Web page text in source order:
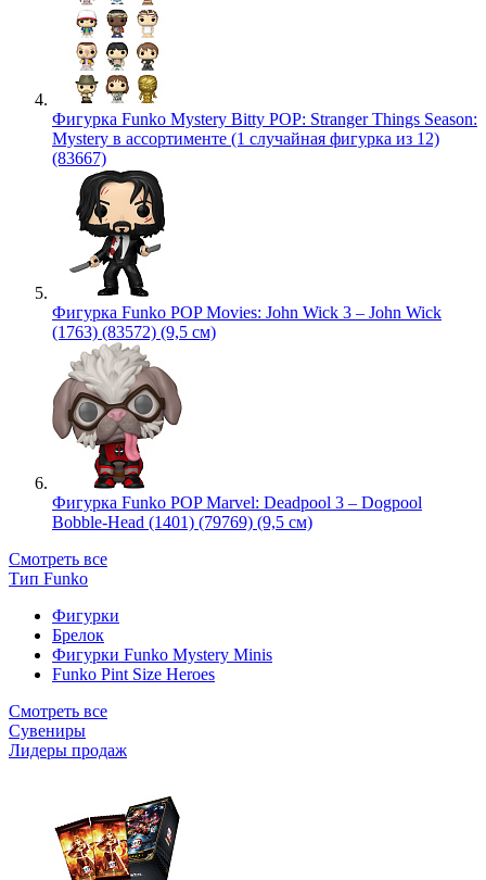
Фигурка Funko Mystery Bitty POP: Stranger Things Season:
Mystery в ассортименте (1 случайная фигурка из 12)
(83667)
Фигурка Funko POP Movies: John Wick 3 – John Wick
(1763) (83572) (9,5 см)
Фигурка Funko POP Marvel: Deadpool 3 – Dogpool
Bobble-Head (1401) (79769) (9,5 см)
Смотреть все
Тип Funko
Фигурки
Брелок
Фигурки Funko Mystery Minis
Funko Pint Size Heroes
Смотреть все
Сувениры
Лидеры продаж